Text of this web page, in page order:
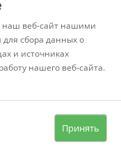
тавары» - 4%
наш веб-сайт нашими
для сбора данных о
и источниках
нашего веб-сайта.
Принять